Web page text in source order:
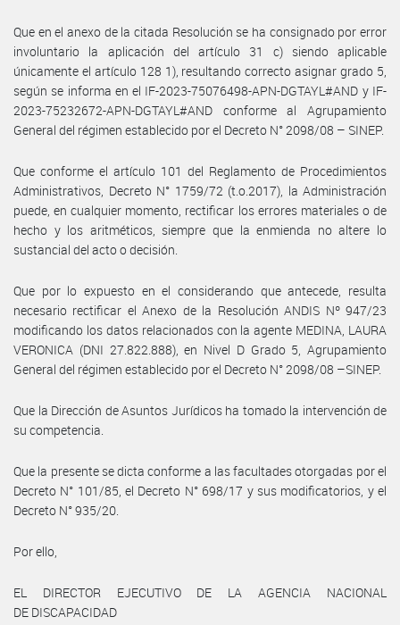
Que en el anexo de la citada Resolución se ha consignado por error
involuntario la aplicación del artículo 31 c) siendo aplicable
únicamente el artículo 128 1), resultando correcto asignar grado 5,
según se informa en el IF-2023-75076498-APN-DGTAYL#AND y IF-
2023-75232672-APN-DGTAYL#AND conforme al Agrupamiento
General del régimen establecido por el Decreto N° 2098/08 – SINEP.
Que conforme el artículo 101 del Reglamento de Procedimientos
Administrativos, Decreto N° 1759/72 (t.o.2017), la Administración
puede, en cualquier momento, rectificar los errores materiales o de
hecho y los aritméticos, siempre que la enmienda no altere lo
sustancial del acto o decisión.
Que por lo expuesto en el considerando que antecede, resulta
necesario rectificar el Anexo de la Resolución ANDIS Nº 947/23
modificando los datos relacionados con la agente MEDINA, LAURA
VERONICA (DNI 27.822.888), en Nivel D Grado 5, Agrupamiento
General del régimen establecido por el Decreto N° 2098/08 –SINEP.
Que la Dirección de Asuntos Jurídicos ha tomado la intervención de
su competencia.
Que la presente se dicta conforme a las facultades otorgadas por el
Decreto N° 101/85, el Decreto N° 698/17 y sus modificatorios, y el
Decreto N° 935/20.
Por ello,
EL DIRECTOR EJECUTIVO DE LA AGENCIA NACIONAL
DE DISCAPACIDAD